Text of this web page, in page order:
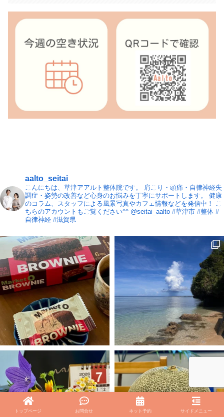
aalto_seitai
こんにちは、草津アアルト整体院です。
肩こり・頭痛・自律神経失
調症・姿勢の改善など心身のお悩みを丁寧にサポートします。
健康
のコラム、スタッフによる風景写真やカフェ情報などを発信中！
こ
ちらのアカウントもご覧ください^^ @seitai_aalto #草津市 #整体 #
自律神経 #滋賀県
トップページ お問合せ ネット予約 サイドメニュー